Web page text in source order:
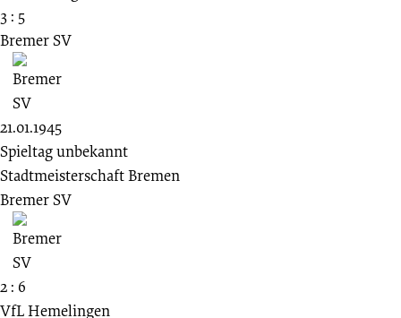
3 : 5
Bremer SV
21.01.1945
Spieltag unbekannt
Stadtmeisterschaft Bremen
Bremer SV
2 : 6
VfL Hemelingen